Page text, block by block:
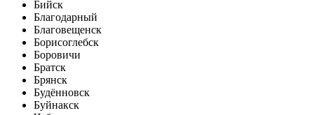
Бийск
Благодарный
Благовещенск
Борисоглебск
Боровичи
Братск
Брянск
Будённовск
Буйнакск